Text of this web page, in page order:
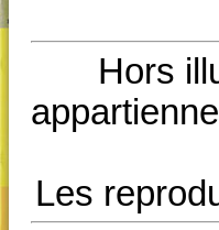
Hors
Les